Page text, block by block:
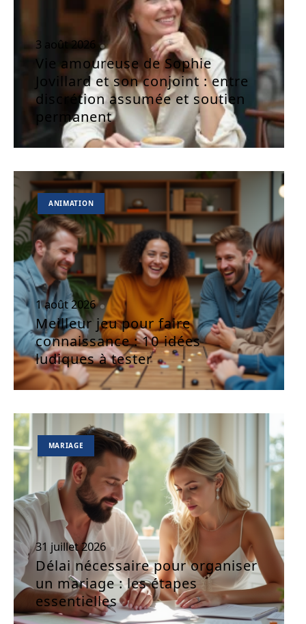
3 août 2026
Vie amoureuse de Sophie
Jovillard et son conjoint : entre
discrétion assumée et soutien
permanent
ANIMATION
1 août 2026
Meilleur jeu pour faire
connaissance : 10 idées
ludiques à tester
MARIAGE
31 juillet 2026
Délai nécessaire pour organiser
un mariage : les étapes
essentielles